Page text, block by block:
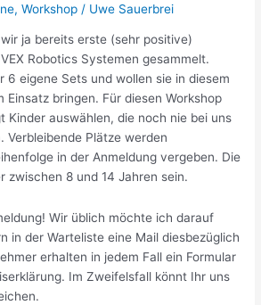
,Workshop / Uwe Sauerbrei
ja bereits erste (sehr positive)
Robotics Systemen gesammelt.
6 eigene Sets und wollen sie in diesem
Einsatz bringen. Für diesen Workshop
Kinder auswählen, die noch nie bei uns
Verbleibende Plätze werden
in der Anmeldung vergeben. Die
zwischen 8 und 14 Jahren sein.
Wir üblich möchte ich darauf
in der Warteliste eine Mail diesbezüglich
erhalten in jedem Fall ein Formular
Im Zweifelsfall könnt Ihr uns